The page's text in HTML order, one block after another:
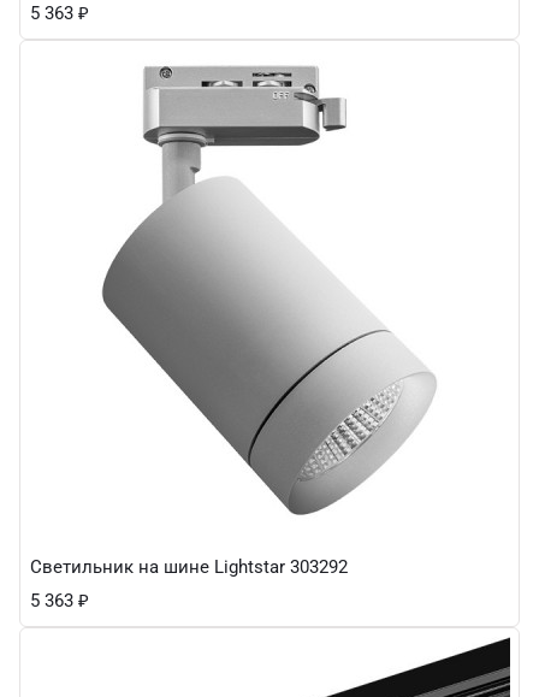
5 363 ₽
Светильник на шине Lightstar 303292
5 363 ₽